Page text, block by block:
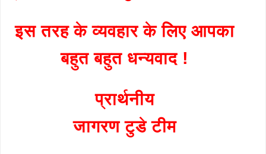
इस तरह के व्यवहार के लिए आपका
बहुत बहुत धन्यवाद !
प्रार्थनीय
जागरण टुडे टीम